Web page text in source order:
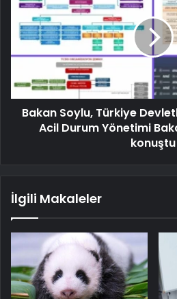
Bakan Soylu, Türkiye
Acil Durum Yönetimi
konuştu
İlgili Makaleler